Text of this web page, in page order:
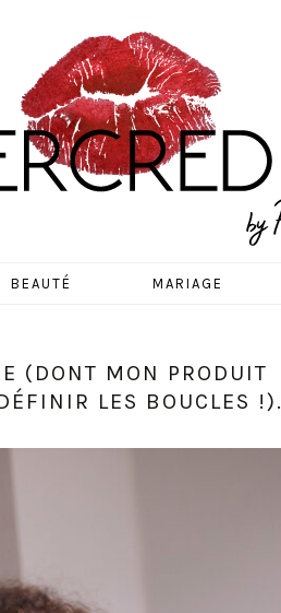
BEAUTÉ MARIAGE
(DONT MON PRODUIT
LES BOUCLES !).